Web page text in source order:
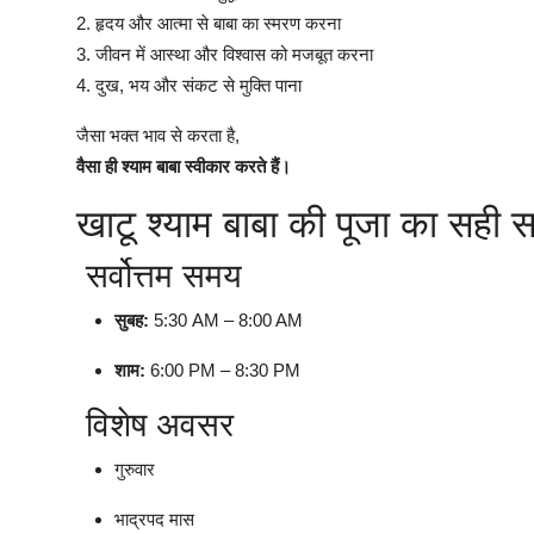
2. हृदय और आत्मा से बाबा का स्मरण करना
3. जीवन में आस्था और विश्वास को मजबूत करना
4. दुख, भय और संकट से मुक्ति पाना
जैसा भक्त भाव से करता है,
वैसा ही श्याम बाबा स्वीकार करते हैं।
खाटू श्याम बाबा की पूजा का सही
सर्वोत्तम समय
सुबह: 5:30 AM – 8:00 AM
शाम: 6:00 PM – 8:30 PM
विशेष अवसर
गुरुवार
भाद्रपद मास